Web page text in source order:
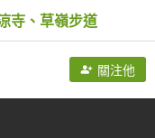
寺、草嶺步道
關注他